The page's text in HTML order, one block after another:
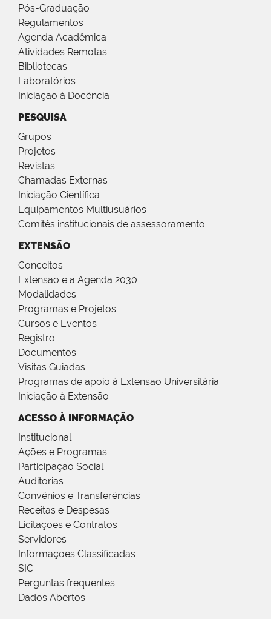
Pós-Graduação
Regulamentos
Agenda Acadêmica
Atividades Remotas
Bibliotecas
Laboratórios
Iniciação à Docência
PESQUISA
Grupos
Projetos
Revistas
Chamadas Externas
Iniciação Científica
Equipamentos Multiusuários
Comitês institucionais de assessoramento
EXTENSÃO
Conceitos
Extensão e a Agenda 2030
Modalidades
Programas e Projetos
Cursos e Eventos
Registro
Documentos
Visitas Guiadas
Programas de apoio à Extensão Universitária
Iniciação à Extensão
ACESSO À INFORMAÇÃO
Institucional
Ações e Programas
Participação Social
Auditorias
Convênios e Transferências
Receitas e Despesas
Licitações e Contratos
Servidores
Informações Classificadas
SIC
Perguntas frequentes
Dados Abertos